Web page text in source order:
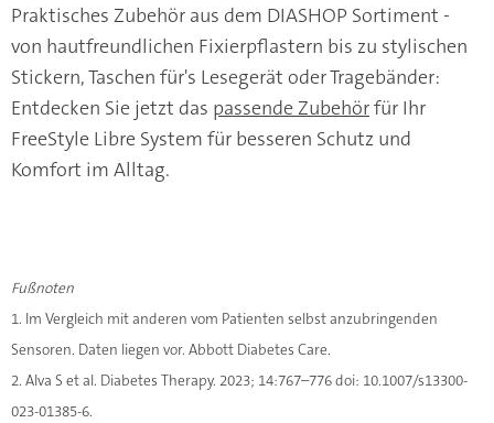
Praktisches Zubehör aus dem DIASHOP Sortiment -
von hautfreundlichen Fixierpflastern bis zu stylischen
Stickern, Taschen für's Lesegerät oder Tragebänder:
Entdecken Sie jetzt das passende Zubehörfür Ihr
FreeStyle Libre System für besseren Schutz und
Komfort im Alltag.
Fußnoten
1. Im Vergleich mit anderen vom Patienten selbst anzubringenden
Sensoren. Daten liegen vor. Abbott Diabetes Care.
2. Alva S et al. Diabetes Therapy. 2023; 14:767–776 doi: 10.1007/s13300-
023-01385-6.